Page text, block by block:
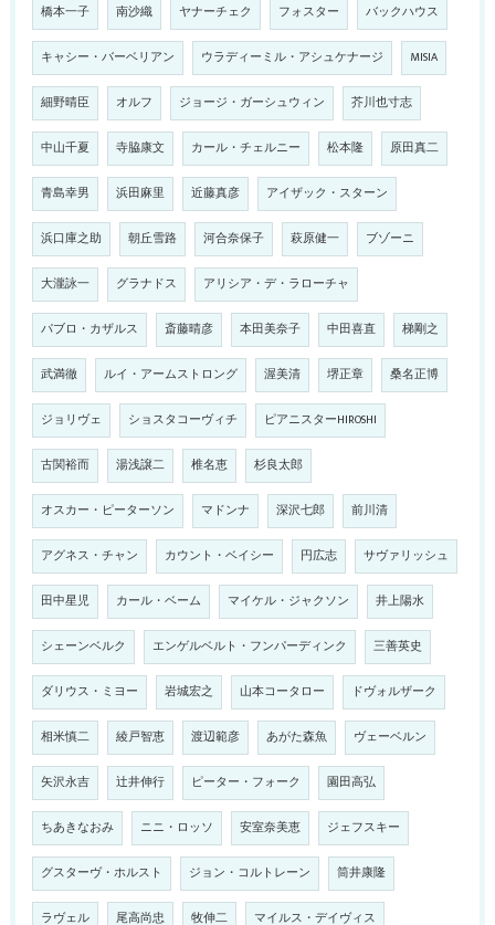
橋本一子 南沙織 ヤナーチェク フォスター バックハウス
キャシー・バーベリアン ウラディーミル・アシュケナージ MISIA
細野晴臣 オルフ ジョージ・ガーシュウィン 芥川也寸志
中山千夏 寺脇康文 カール・チェルニー 松本隆 原田真二
青島幸男 浜田麻里 近藤真彦 アイザック・スターン
浜口庫之助 朝丘雪路 河合奈保子 萩原健一 ブゾーニ
大瀧詠一 グラナドス アリシア・デ・ラローチャ
パブロ・カザルス 斎藤晴彦 本田美奈子 中田喜直 梯剛之
武満徹 ルイ・アームストロング 渥美清 堺正章 桑名正博
ジョリヴェ ショスタコーヴィチ ピアニスターHIROSHI
古関裕而 湯浅譲二 椎名恵 杉良太郎
オスカー・ピーターソン マドンナ 深沢七郎 前川清
アグネス・チャン カウント・ベイシー 円広志 サヴァリッシュ
田中星児 カール・ベーム マイケル・ジャクソン 井上陽水
シェーンベルク エンゲルベルト・フンパーディンク 三善英史
ダリウス・ミヨー 岩城宏之 山本コータロー ドヴォルザーク
相米慎二 綾戸智恵 渡辺範彦 あがた森魚 ヴェーベルン
矢沢永吉 辻井伸行 ピーター・フォーク 園田高弘
ちあきなおみ ニニ・ロッソ 安室奈美恵 ジェフスキー
グスターヴ・ホルスト ジョン・コルトレーン 筒井康隆
ラヴェル 尾高尚忠 牧伸二 マイルス・デイヴィス